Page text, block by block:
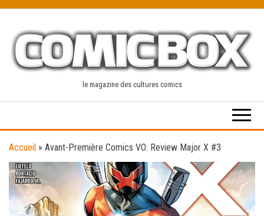
content
le magazine des cultures comics
Accueil » Avant-Première Comics VO: Review Major X #3